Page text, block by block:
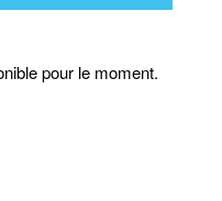
pour le moment.